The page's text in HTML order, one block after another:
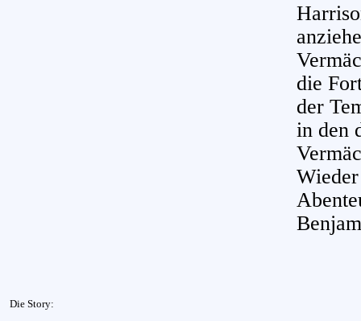
die
der
in den
Die Story: